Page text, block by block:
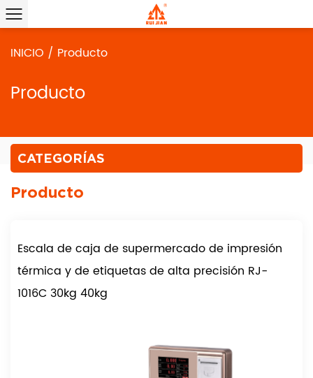
INICIO / Producto
Producto
CATEGORÍAS
Producto
Escala de caja de supermercado de impresión
térmica y de etiquetas de alta precisión RJ-
1016C 30kg 40kg